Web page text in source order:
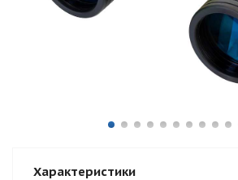
Характеристики